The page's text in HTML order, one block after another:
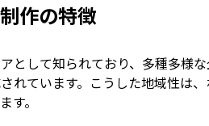
作の特徴
として知られており、多種多様
れています。こうした地域性は
す。